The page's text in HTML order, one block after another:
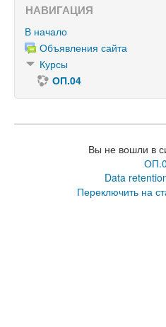
НАВИГАЦИЯ
В начало
Объявления сайта
Курсы
ОП.04
Вы не вошли в
Data
Переключить на